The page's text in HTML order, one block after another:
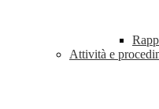
Attività e